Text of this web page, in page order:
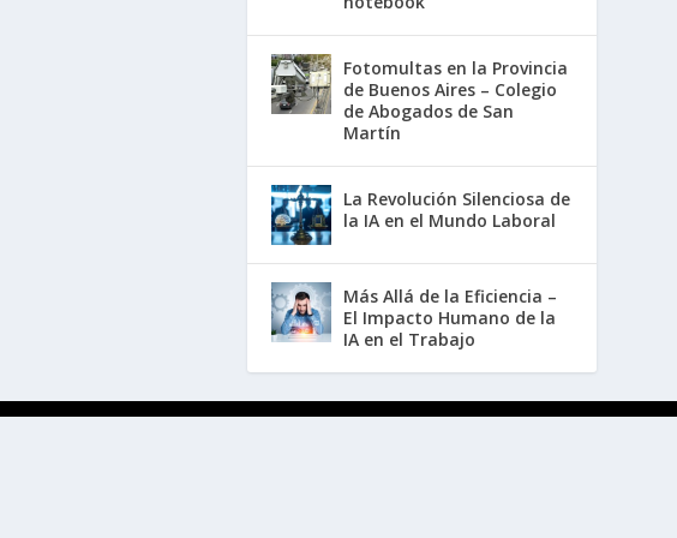
Fotomultas en la Provincia
de Buenos Aires – Colegio
de Abogados de San
Martín
La Revolución Silenciosa de
la IA en el Mundo Laboral
Más Allá de la Eficiencia –
El Impacto Humano de la
IA en el Trabajo